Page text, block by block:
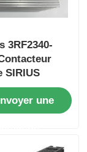
3RF2340-
SIRIUS
une